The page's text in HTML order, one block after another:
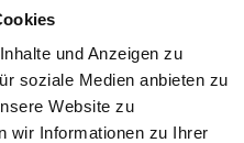
und Anzeigen zu
soziale Medien anbieten zu
Website zu
wir Informationen zu Ihrer